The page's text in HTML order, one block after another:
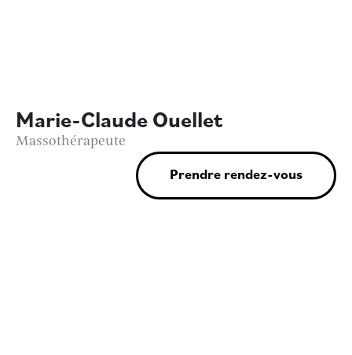
Marie-Claude Ouellet
Massothérapeute
Prendre rendez-vous